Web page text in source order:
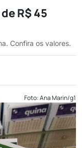
R$ 45
Confira os valores.
Foto: Ana Marin/g1